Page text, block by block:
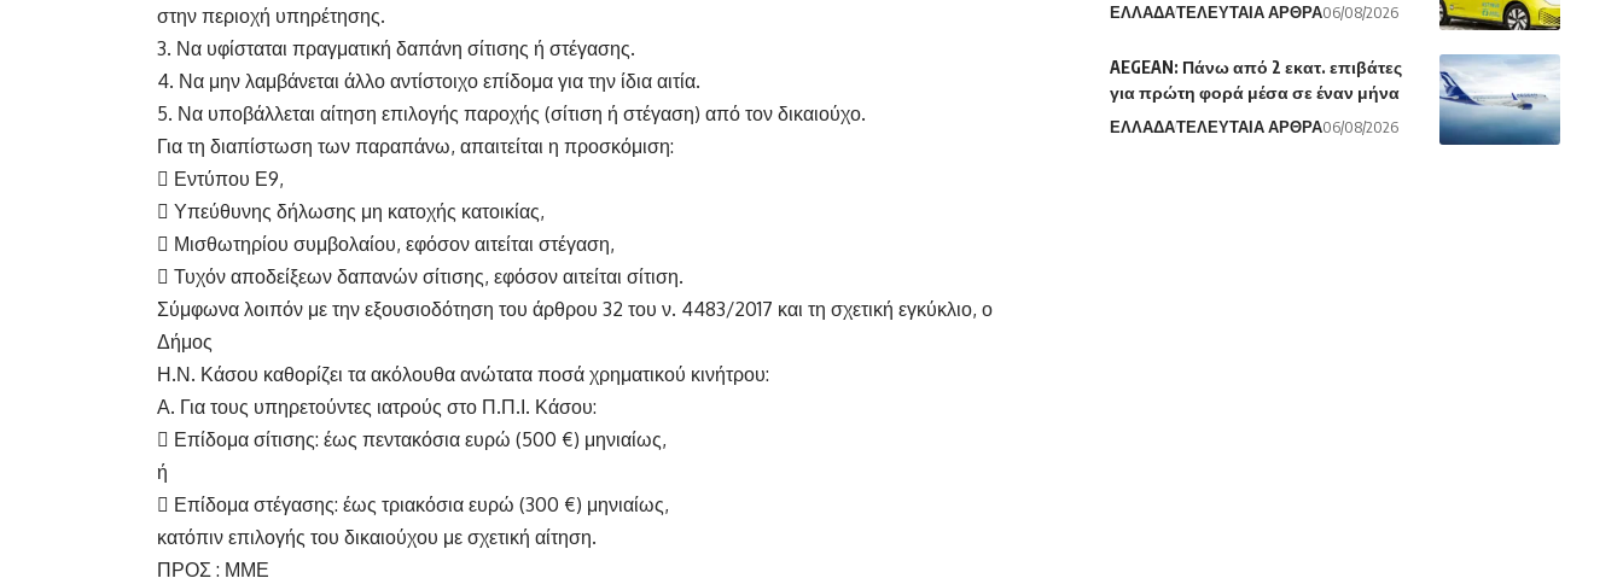
στην περιοχή υπηρέτησης.
3. Να υφίσταται πραγματική δαπάνη σίτισης ή στέγασης.
4. Να μην λαμβάνεται άλλο αντίστοιχο επίδομα για την ίδια αιτία.
5. Να υποβάλλεται αίτηση επιλογής παροχής (σίτιση ή στέγαση) από τον δικαιούχο.
Για τη διαπίστωση των παραπάνω, απαιτείται η προσκόμιση:
 Εντύπου Ε9,
 Υπεύθυνης δήλωσης μη κατοχής κατοικίας,
 Μισθωτηρίου συμβολαίου, εφόσον αιτείται στέγαση,
 Τυχόν αποδείξεων δαπανών σίτισης, εφόσον αιτείται σίτιση.
Σύμφωνα λοιπόν με την εξουσιοδότηση του άρθρου 32 του ν. 4483/2017 και τη σχετική εγκύκλιο, ο
Δήμος
Η.Ν. Κάσου καθορίζει τα ακόλουθα ανώτατα ποσά χρηματικού κινήτρου:
Α. Για τους υπηρετούντες ιατρούς στο Π.Π.Ι. Κάσου:
 Επίδομα σίτισης: έως πεντακόσια ευρώ (500 €) μηνιαίως,
ή
 Επίδομα στέγασης: έως τριακόσια ευρώ (300 €) μηνιαίως,
κατόπιν επιλογής του δικαιούχου με σχετική αίτηση.
ΠΡΟΣ : ΜΜΕ
ΕΛΛΑΔΑΤΕΛΕΥΤΑΙΑ ΑΡΘΡΑ06/08/2026
AEGEAN: Πάνω από 2 εκατ. επιβάτες
για πρώτη φορά μέσα σε έναν μήνα
ΕΛΛΑΔΑΤΕΛΕΥΤΑΙΑ ΑΡΘΡΑ06/08/2026